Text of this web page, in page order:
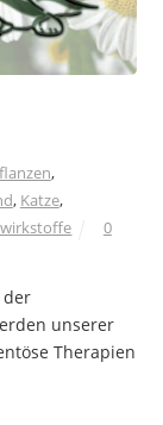
,
, Katze,
0
der
unserer
Therapien